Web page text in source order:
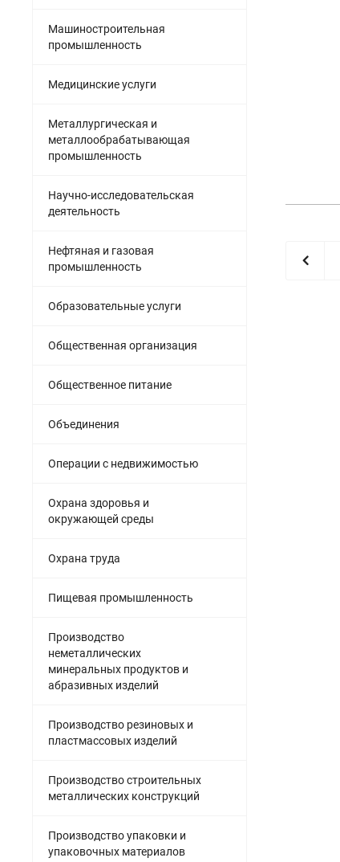
Машиностроительная
промышленность
Медицинские услуги
Металлургическая и
металлообрабатывающая
промышленность
Научно-исследовательская
деятельность
Нефтяная и газовая
промышленность
Образовательные услуги
Общественная организация
Общественное питание
Объединения
Операции с недвижимостью
Охрана здоровья и
окружающей среды
Охрана труда
Пищевая промышленность
Производство
неметаллических
минеральных продуктов и
абразивных изделий
Производство резиновых и
пластмассовых изделий
Производство строительных
металлических конструкций
Производство упаковки и
упаковочных материалов